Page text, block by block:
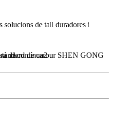
solucions de tall duradores i